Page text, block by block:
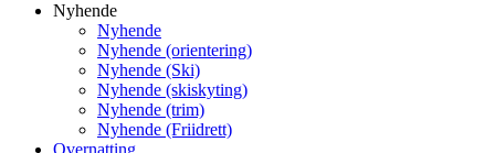
Nyhende
Nyhende
Nyhende (orientering)
Nyhende (Ski)
Nyhende (skiskyting)
Nyhende (trim)
Nyhende (Friidrett)
Overnatting